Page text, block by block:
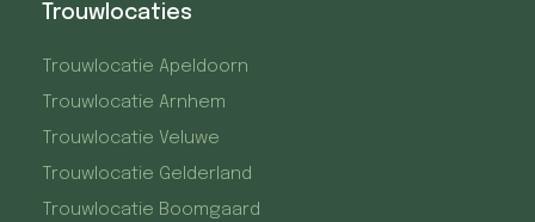
Trouwlocaties
Trouwlocatie Apeldoorn
Trouwlocatie Arnhem
Trouwlocatie Veluwe
Trouwlocatie Gelderland
Trouwlocatie Boomgaard